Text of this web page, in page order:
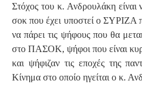
Στόχος του κ. Ανδρουλάκη είναι
σοκ που έχει υποστεί ο ΣΥΡΙΖΑ
να πάρει τις ψήφους που θα
στο ΠΑΣΟΚ, ψήφοι που είναι
και ψήφιζαν τις εποχές της
Κίνημα στο οποίο ηγείται ο κ.